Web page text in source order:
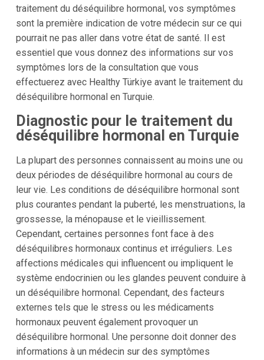
traitement du déséquilibre hormonal, vos symptômes
sont la première indication de votre médecin sur ce qui
pourrait ne pas aller dans votre état de santé. Il est
essentiel que vous donnez des informations sur vos
symptômes lors de la consultation que vous
effectuerez avec Healthy Türkiye avant le traitement du
déséquilibre hormonal en Turquie.
Diagnostic pour le traitement du
déséquilibre hormonal en Turquie
La plupart des personnes connaissent au moins une ou
deux périodes de déséquilibre hormonal au cours de
leur vie. Les conditions de déséquilibre hormonal sont
plus courantes pendant la puberté, les menstruations, la
grossesse, la ménopause et le vieillissement.
Cependant, certaines personnes font face à des
déséquilibres hormonaux continus et irréguliers. Les
affections médicales qui influencent ou impliquent le
système endocrinien ou les glandes peuvent conduire à
un déséquilibre hormonal. Cependant, des facteurs
externes tels que le stress ou les médicaments
hormonaux peuvent également provoquer un
déséquilibre hormonal. Une personne doit donner des
informations à un médecin sur des symptômes